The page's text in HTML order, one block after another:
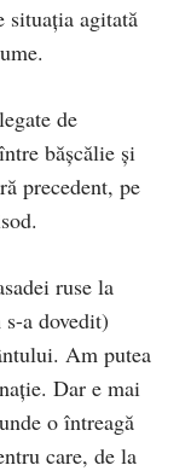
situaţia agitată
de
băşcălie şi
precedent, pe
ruse la
a dovedit)
Am putea
Dar e mai
o întreagă
care, de la